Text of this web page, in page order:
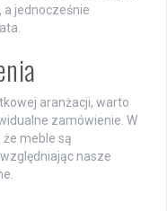
a jednocześnie
aranżacji, warto
zamówienie. W
meble są
nasze